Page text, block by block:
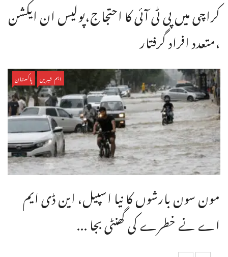
کراچی میں پی ٹی آئی کا احتجاج،پولیس ان ایکشن
،متعدد افراد گرفتار
اہم خبریں پاکستان
مون سون بارشوں کا نیا اسپیل، این ڈی ایم
اے نے خطرے کی گھنٹی بجا ...